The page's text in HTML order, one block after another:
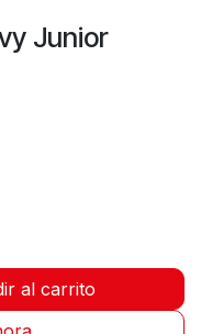
Junior
al carrito